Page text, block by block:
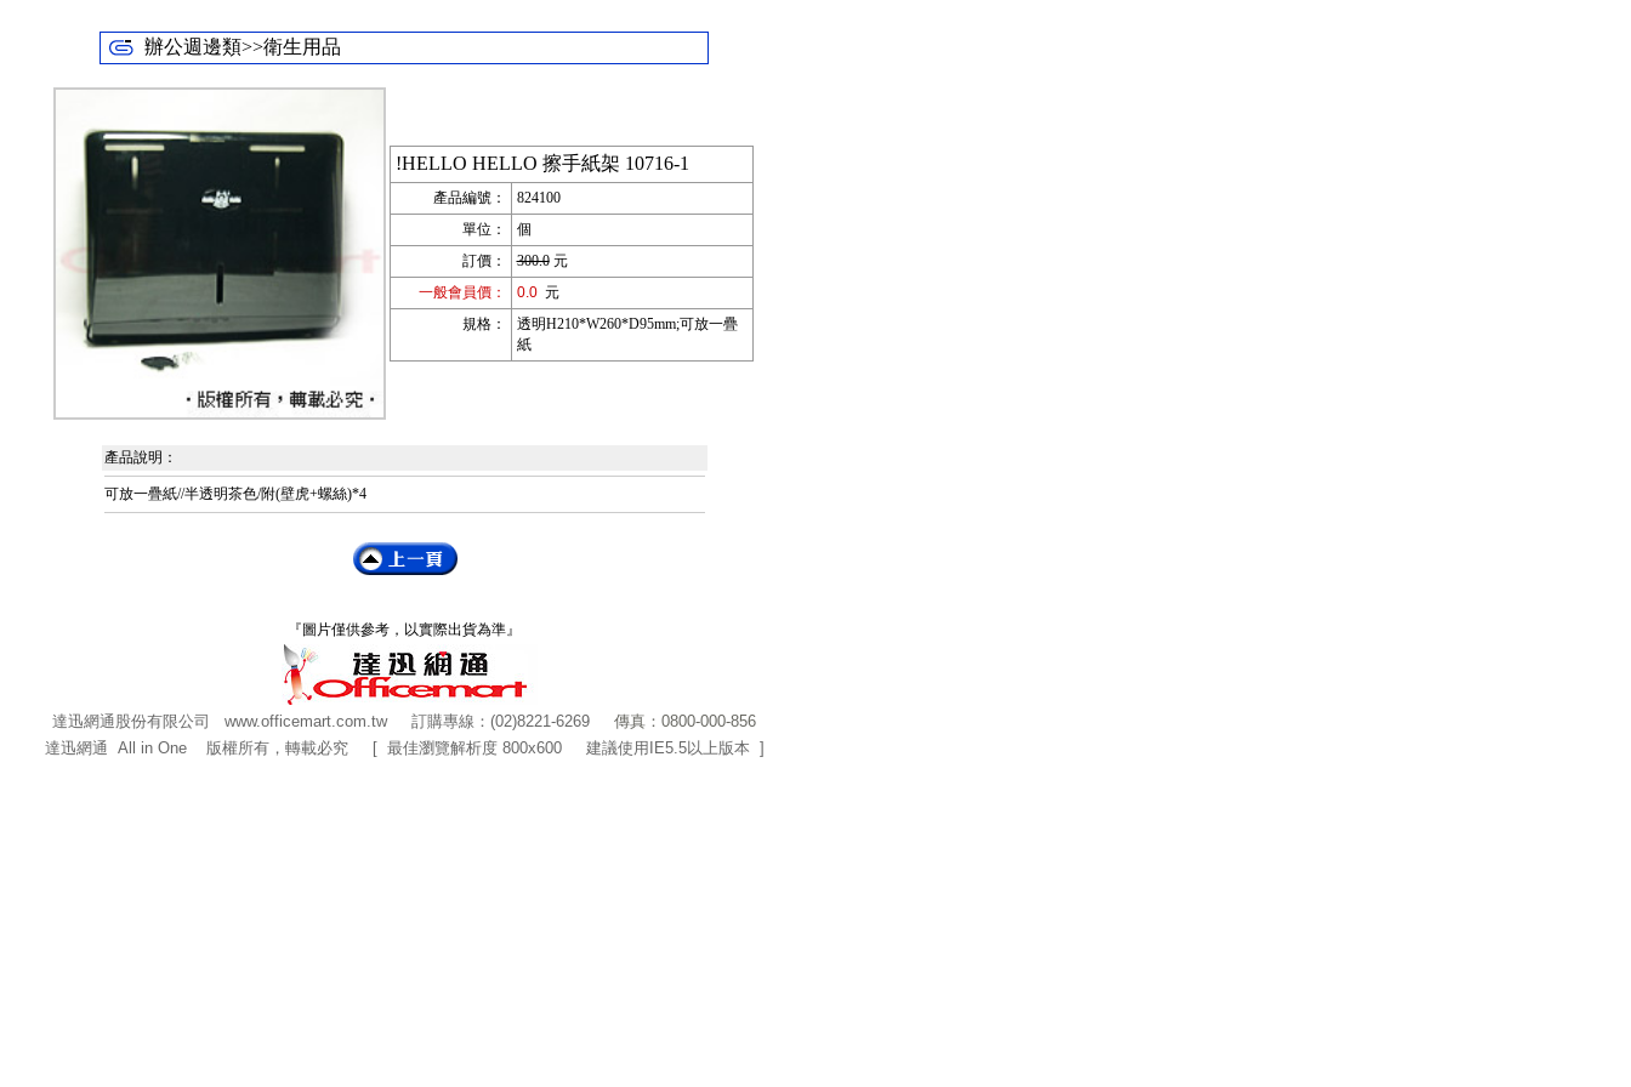
辦公週邊類>>衛生用品
!HELLO HELLO 擦手紙架 10716-1
產品編號：
824100
單位：
個
訂價：
300.0元
一般會員價：
0.0 元
規格：
透明H210*W260*D95mm;可放一疊
紙
產品說明：
可放一疊紙//半透明茶色/附(壁虎+螺絲)*4
『圖片僅供參考，以實際出貨為準』
達迅網通股份有限公司 www.officemart.com.tw訂購專線：(02)8221-6269
傳真：0800-000-856
達迅網通 All in One 版權所有，轉載必究 [ 最佳瀏覽解析度 800x600 建議使用IE5.5以上版本 ]